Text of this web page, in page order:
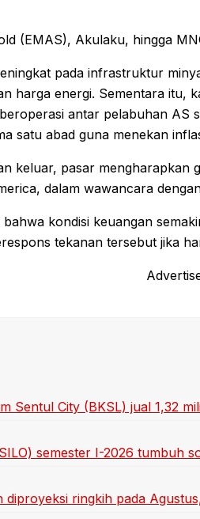
(EMAS), Akulaku, hingga
pada infrastruktur
harga energi. Sementara itu,
antar pelabuhan AS
satu abad guna menekan
keluar, pasar mengharapkan
dalam wawancara
kondisi keuangan
tekanan tersebut jika
Sentul City (BKSL) jual 1,32
semester I-2026 tumbuh
diproyeksi ringkih pada